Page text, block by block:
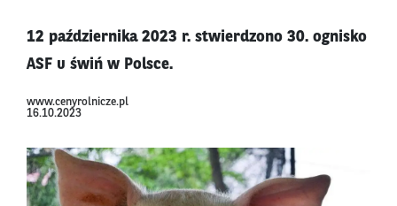
12 października 2023 r. stwierdzono 30. ognisko
ASF u świń w Polsce.
www.cenyrolnicze.pl
16.10.2023